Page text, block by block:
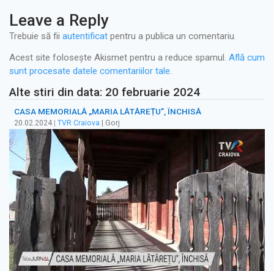
Leave a Reply
Trebuie să fii autentificat pentru a publica un comentariu.
Acest site folosește Akismet pentru a reduce spamul. Află cum
sunt procesate datele comentariilor tale.
Alte stiri din data: 20 februarie 2024
CASA MEMORIALĂ „MARIA LĂTĂREȚU”, ÎNCHISĂ
20.02.2024 TVR Craiova | Gorj